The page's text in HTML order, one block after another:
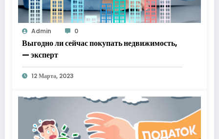
Admin 0
Выгодно ли сейчас покупать недвижимость,
— эксперт
12 Марта, 2023